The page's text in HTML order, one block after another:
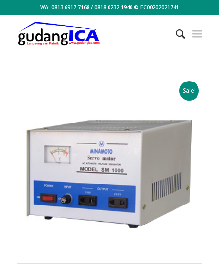
WA: 0813 6917 7168 / 0818 0232 1940 © EC00202021741
Sale!